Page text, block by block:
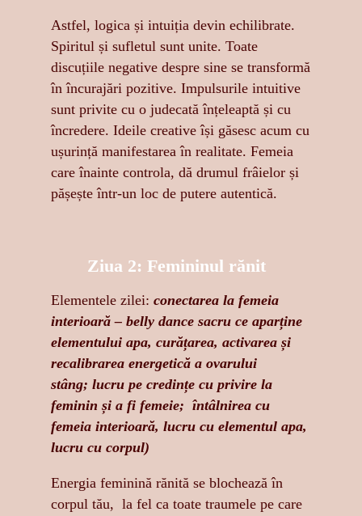
Astfel, logica și intuiția devin echilibrate.
Spiritul și sufletul sunt unite. Toate
discuțiile negative despre sine se transformă
în încurajări pozitive. Impulsurile intuitive
sunt privite cu o judecată înțeleaptă și cu
încredere. Ideile creative își găsesc acum cu
ușurință manifestarea în realitate. Femeia
care înainte controla, dă drumul frâielor și
pășește într-un loc de putere autentică.
Ziua 2: Femininul rănit
Elementele zilei: conectarea la femeia
interioară – belly dance sacru ce aparține
elementului apa, curățarea, activarea și
recalibrarea energetică a ovarului
stâng; lucru pe credințe cu privire la
feminin și a fi femeie; întâlnirea cu
femeia interioară, lucru cu elementul apa,
lucru cu corpul)
Energia feminină rănită se blochează în
corpul tău, la fel ca toate traumele pe care